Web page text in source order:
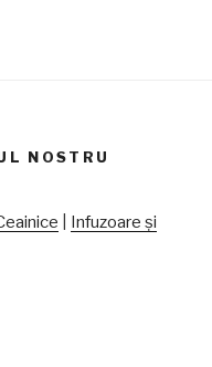
NOSTRU
Infuzoare și